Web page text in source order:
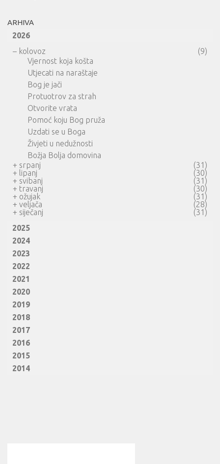
ARHIVA
2026
– kolovoz
(9)
Vjernost koja košta
Utjecati na naraštaje
Bog je jači
Protuotrov za strah
Otvorite vrata
Pomoć koju Bog pruža
Uzdati se u Boga
Živjeti u nedužnosti
Božja Bolja domovina
+ srpanj
(31)
+ lipanj
(30)
+ svibanj
(31)
+ travanj
(30)
+ ožujak
(31)
+ veljača
(28)
+ siječanj
(31)
2025
2024
2023
2022
2021
2020
2019
2018
2017
2016
2015
2014